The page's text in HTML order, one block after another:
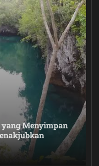
yang Menyimpan